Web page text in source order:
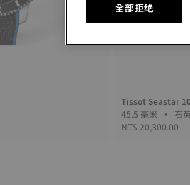
Tissot Seastar
45.5 毫
NT$ 20,300.00
全部拒绝